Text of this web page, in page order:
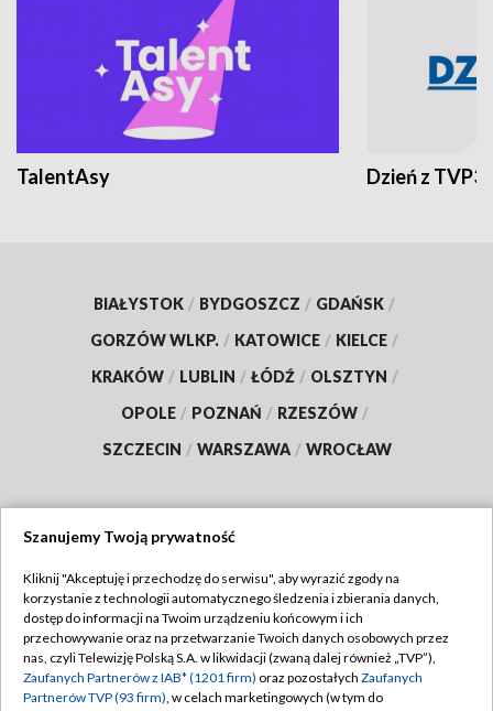
TalentAsy Dzień z TVP3
BIAŁYSTOK / BYDGOSZCZ / GDAŃSK /
GORZÓW WLKP. / KATOWICE / KIELCE /
KRAKÓW / LUBLIN / ŁÓDŹ / OLSZTYN /
OPOLE / POZNAŃ / RZESZÓW /
SZCZECIN / WARSZAWA / WROCŁAW
TVP
Abonament TVP
Emisja w TVP
Regulamin TVP
Polityka prywatności
Szanujemy Twoją prywatność
Kliknij "Akceptuję i przechodzę do serwisu", aby wyrazić zgody na
korzystanie z technologii automatycznego śledzenia i zbierania danych,
dostęp do informacji na Twoim urządzeniu końcowym i ich
przechowywanie oraz na przetwarzanie Twoich danych osobowych przez
nas, czyli Telewizję Polską S.A. w likwidacji (zwaną dalej również „TVP”),
Zaufanych Partnerów z IAB* (1201 firm) oraz pozostałych Zaufanych
Partnerów TVP (93 firm), w celach marketingowych (w tym do